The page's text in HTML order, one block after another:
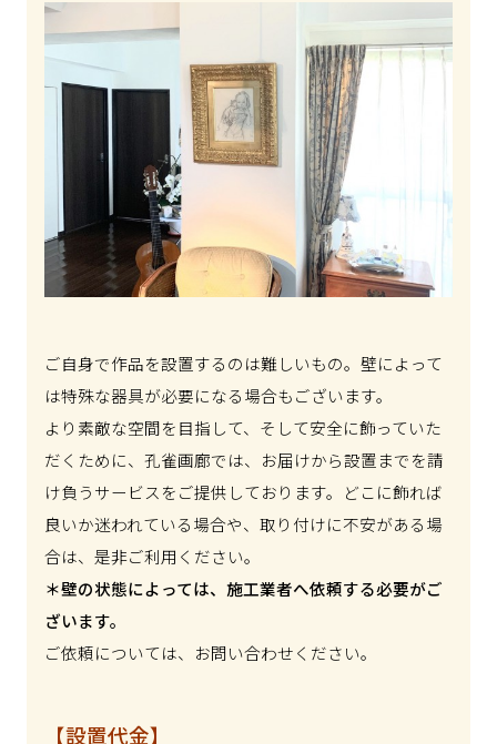
ご自身で作品を設置するのは難しいもの。壁によって
は特殊な器具が必要になる場合もございます。
より素敵な空間を目指して、そして安全に飾っていた
だくために、孔雀画廊では、お届けから設置までを請
け負うサービスをご提供しております。どこに飾れば
良いか迷われている場合や、取り付けに不安がある場
合は、是非ご利用ください。
＊壁の状態によっては、施工業者へ依頼する必要がご
ざいます。
ご依頼については、お問い合わせください。
【設置代金】